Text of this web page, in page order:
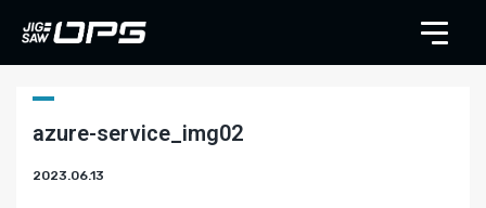
azure-service_img02
2023.06.13